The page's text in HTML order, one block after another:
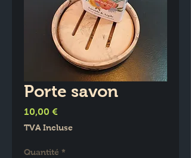
Porte savon
10,00 €
TVA Incluse
Quantité *